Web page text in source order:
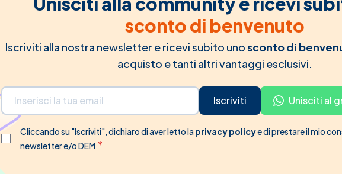
sconto di benvenuto
Iscriviti alla nostra newsletter e ricevi subito unosconto di
acquisto e tanti altri vantaggi esclusivi.
Indirizzo email
Iscriviti Unisciti al
Cliccando su "Iscriviti", dichiaro di aver letto laprivacy policye di prestare il mio
newsletter e/o DEM